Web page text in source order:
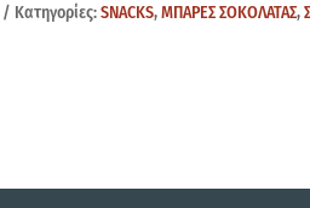
Κατηγορίες:SNACKS,ΜΠΑΡΕΣ ΣΟΚΟΛΑΤΑΣ,